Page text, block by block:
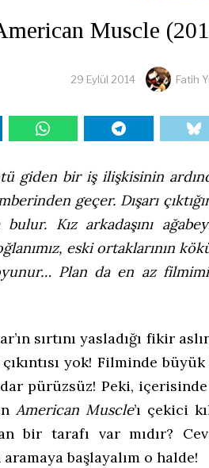
Muscle
29 Eylül 2014 Fatih
giden bir iş ilişkisinin
geçer. Dışarı
Kız arkadaşını
eski ortaklarının
Plan da en az
sırtını yasladığı fikir
yok! Filminde
pürüzsüz! Peki,
American Muscle’ı çekici
bir tarafı var mıdır?
başlayalım o halde!